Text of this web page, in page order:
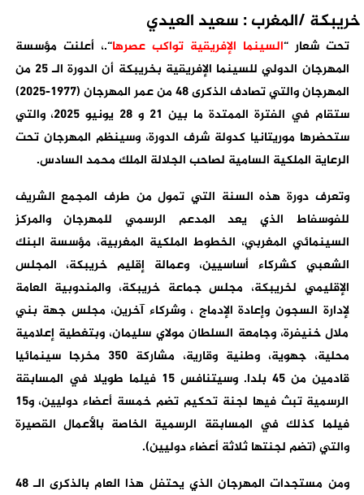
خريبكة /المغرب : سعيد العيدي
تحت شعار “السينما الإفريقية تواكب عصرها“.، أعلنت مؤسسة
المهرجان الدولي للسينما الإفريقية بخريبكة أن الدورة الـ 25 من
المهرجان والتي تصادف الذكرى 48 من عمر المهرجان (1977-2025)
ستقام في الفترة الممتدة ما بين 21 و 28 يونيو 2025، والتي
ستحضرها موريتانيا كدولة شرف الدورة، وسينظم المهرجان تحت
الرعاية الملكية السامية لصاحب الجلالة الملك محمد السادس.
وتعرف دورة هذه السنة التي تمول من طرف المجمع الشريف
للفوسفاط الذي يعد المدعم الرسمي للمهرجان والمركز
السينمائي المغربي، الخطوط الملكية المغربية، مؤسسة البنك
الشعبي كشركاء أساسيين، وعمالة إقليم خريبكة، المجلس
الإقليمي لخريبكة، مجلس جماعة خريبكة، والمندوبية العامة
لإدارة السجون وإعادة الإدماج ، وشركاء آخرين، مجلس جهة بني
ملال خنيفرة، وجامعة السلطان مولاي سليمان، وبتغطية إعلامية
محلية، جهوية، وطنية وقارية، مشاركة 350 مخرجا سينمائيا
قادمين من 45 بلدا. وسيتنافس 15 فيلما طويلا في المسابقة
الرسمية تبث فيها لجنة تحكيم تضم خمسة أعضاء دوليين، و15
فيلما كذلك في المسابقة الرسمية الخاصة بالأعمال القصيرة
والتي (تضم لجنتها ثلاثة أعضاء دوليين).
ومن مستجدات المهرجان الذي يحتفل هذا العام بالذكرى الـ 48